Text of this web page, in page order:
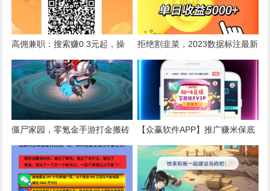
高佣兼职：搜索赚0.3元起，操
作简单，双重奖励1元起提
拒绝割韭菜，2023数据标注最新
项目玩法，创业新风口，长期稳
定全网独家技术，保证项目收
僵尸家园，零氪金手游打金搬砖
也能每天躺赚，附方法攻略！
【众赢软件APP】推广赚米保底
10％起，人人都可免费代理！